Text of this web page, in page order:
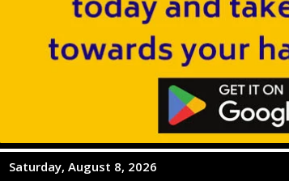
Saturday, August 8, 2026